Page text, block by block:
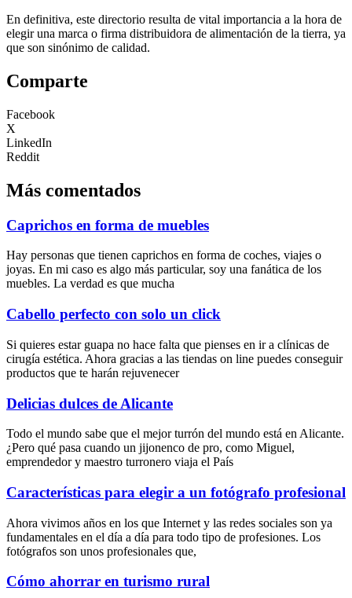
En definitiva, este directorio resulta de vital importancia a la hora de
elegir una marca o firma distribuidora de alimentación de la tierra, ya
que son sinónimo de calidad.
Comparte
Facebook
X
LinkedIn
Reddit
Más comentados
Caprichos en forma de muebles
Hay personas que tienen caprichos en forma de coches, viajes o
joyas. En mi caso es algo más particular, soy una fanática de los
muebles. La verdad es que mucha
Cabello perfecto con solo un click
Si quieres estar guapa no hace falta que pienses en ir a clínicas de
cirugía estética. Ahora gracias a las tiendas on line puedes conseguir
productos que te harán rejuvenecer
Delicias dulces de Alicante
Todo el mundo sabe que el mejor turrón del mundo está en Alicante.
¿Pero qué pasa cuando un jijonenco de pro, como Miguel,
emprendedor y maestro turronero viaja el País
Características para elegir a un fotógrafo profesional
Ahora vivimos años en los que Internet y las redes sociales son ya
fundamentales en el día a día para todo tipo de profesiones. Los
fotógrafos son unos profesionales que,
Cómo ahorrar en turismo rural